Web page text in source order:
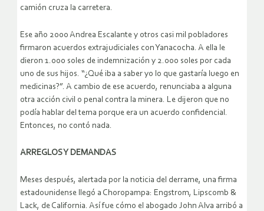
camión cruza la carretera.
Ese año 2000 Andrea Escalante y otros casi mil pobladores
firmaron acuerdos extrajudiciales con Yanacocha. A ella le
dieron 1.000 soles de indemnización y 2.000 soles por cada
uno de sus hijos. “¿Qué iba a saber yo lo que gastaría luego en
medicinas?”. A cambio de ese acuerdo, renunciaba a alguna
otra acción civil o penal contra la minera. Le dijeron que no
podía hablar del tema porque era un acuerdo confidencial.
Entonces, no contó nada.
ARREGLOS Y DEMANDAS
Meses después, alertada por la noticia del derrame, una firma
estadounidense llegó a Choropampa: Engstrom, Lipscomb &
Lack, de California. Así fue cómo el abogado John Alva arribó a